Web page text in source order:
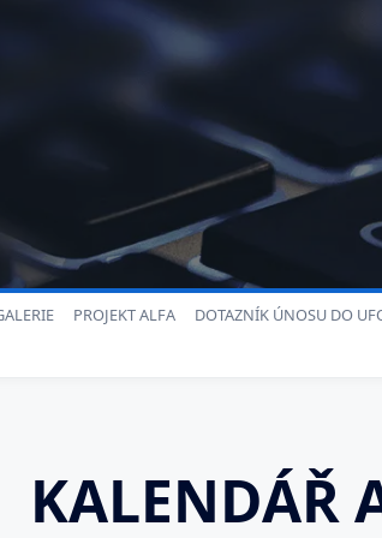
PROJEKT ALFA DOTAZNÍK ÚNOSU DO
KALENDÁŘ